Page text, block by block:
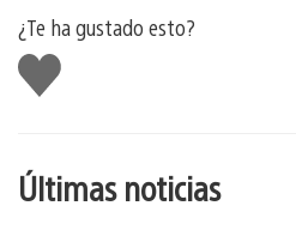
¿Te ha gustado esto?
Me
gusta
Últimas noticias